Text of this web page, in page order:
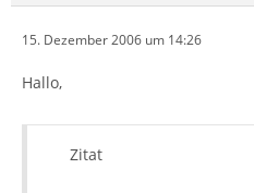
15. Dezember 2006 um 14:26
Hallo,
Zitat